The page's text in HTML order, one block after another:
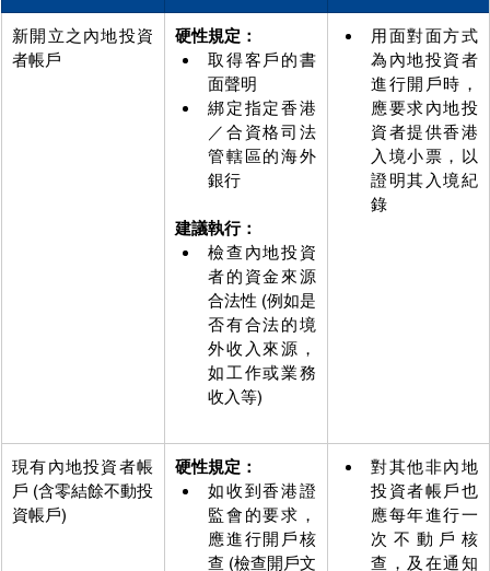
新開立之內地投資
者帳戶
硬性規定：
取得客戶的書
面聲明
綁定指定香港
／合資格司法
管轄區的海外
銀行
建議執行：
檢查內地投資
者的資金來源
合法性 (例如是
否有合法的境
外收入來源，
如工作或業務
收入等)
用面對面方式
為內地投資者
進行開戶時，
應要求內地投
資者提供香港
入境小票，以
證明其入境紀
錄
現有內地投資者帳
戶 (含零結餘不動投
資帳戶)
硬性規定：
如收到香港證
監會的要求，
應進行開戶核
查 (檢查開戶文
對其他非內地
投資者帳戶也
應每年進行一
次不動戶核
查，及在通知